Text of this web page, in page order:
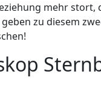
mehr
zu diesem